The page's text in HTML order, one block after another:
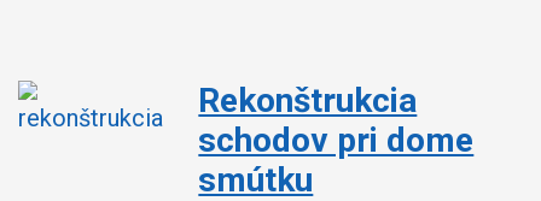
Rekonštrukcia
schodov pri dome
smútku